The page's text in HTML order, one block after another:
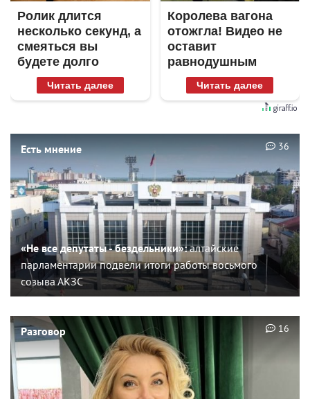
Ролик длится
несколько секунд, а
смеяться вы
будете долго
Читать далее
Королева вагона
отожгла! Видео не
оставит
равнодушным
Читать далее
Есть мнение
«Не все депутаты - бездельники»:алтайские
парламентарии подвели итоги работы восьмого
созыва АКЗС
36
Разговор 16